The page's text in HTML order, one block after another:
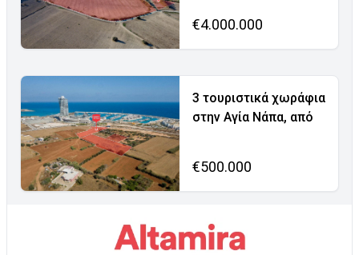
€4.000.000
3 τουριστικά χωράφια
στην Αγία Νάπα, από
€500.000